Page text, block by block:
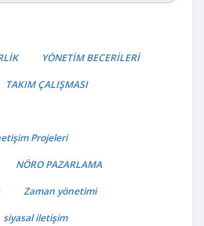
YÖNETİM BECERİLERİ
TAKIM ÇALIŞMASI
Projeleri
NÖRO PAZARLAMA
Zaman yönetimi
siyasal iletişim